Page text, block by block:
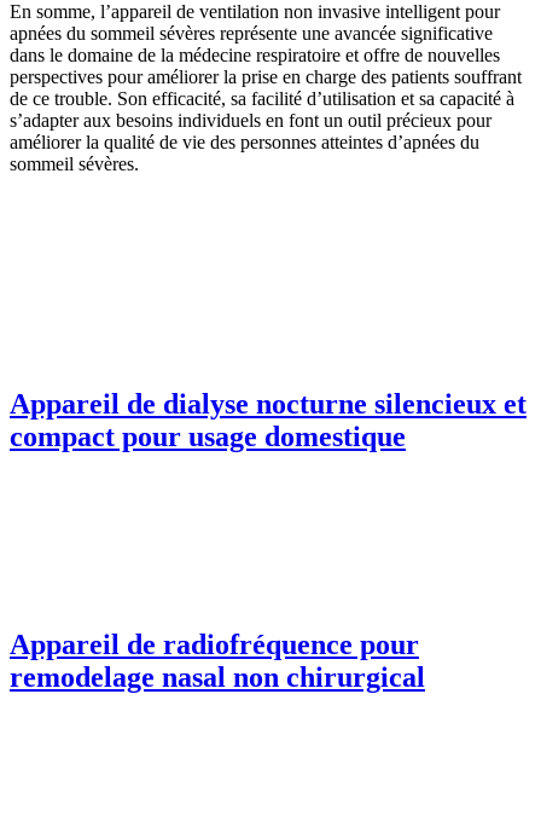
En somme, l’appareil de ventilation non invasive intelligent pour
apnées du sommeil sévères représente une avancée significative
dans le domaine de la médecine respiratoire et offre de nouvelles
perspectives pour améliorer la prise en charge des patients souffrant
de ce trouble. Son efficacité, sa facilité d’utilisation et sa capacité à
s’adapter aux besoins individuels en font un outil précieux pour
améliorer la qualité de vie des personnes atteintes d’apnées du
sommeil sévères.
Appareil de dialyse nocturne silencieux et
compact pour usage domestique
Appareil de radiofréquence pour
remodelage nasal non chirurgical